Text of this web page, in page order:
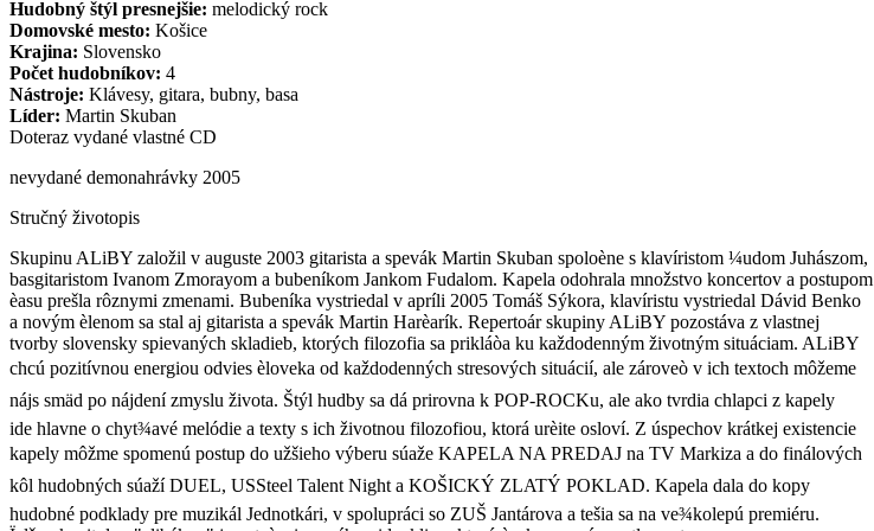
Hudobný štýl presnejšie: melodický rock
Domovské mesto: Košice
Krajina: Slovensko
Počet hudobníkov: 4
Nástroje: Klávesy, gitara, bubny, basa
Líder: Martin Skuban
Doteraz vydané vlastné CD
nevydané demonahrávky 2005
Stručný životopis
Skupinu ALiBY založil v auguste 2003 gitarista a spevák Martin Skuban spoloène s klavíristom ¼udom Juhászom,
basgitaristom Ivanom Zmorayom a bubeníkom Jankom Fudalom. Kapela odohrala množstvo koncertov a postupom
èasu prešla rôznymi zmenami. Bubeníka vystriedal v apríli 2005 Tomáš Sýkora, klavíristu vystriedal Dávid Benko
a novým èlenom sa stal aj gitarista a spevák Martin Harèarík. Repertoár skupiny ALiBY pozostáva z vlastnej
tvorby slovensky spievaných skladieb, ktorých filozofia sa prikláòa ku každodenným životným situáciam. ALiBY
chcú pozitívnou energiou odvies èloveka od každodenných stresových situácií, ale zároveò v ich textoch môžeme
nájs smäd po nájdení zmyslu života. Štýl hudby sa dá prirovna k POP-ROCKu, ale ako tvrdia chlapci z kapely
ide hlavne o chyt¾avé melódie a texty s ich životnou filozofiou, ktorá urèite osloví. Z úspechov krátkej existencie
kapely môžme spomenú postup do užšieho výberu súaže KAPELA NA PREDAJ na TV Markiza a do finálových
kôl hudobných súaží DUEL, USSteel Talent Night a KOŠICKÝ ZLATÝ POKLAD. Kapela dala do kopy
hudobné podklady pre muzikál Jednotkári, v spolupráci so ZUŠ Jantárova a tešia sa na ve¾kolepú premiéru.